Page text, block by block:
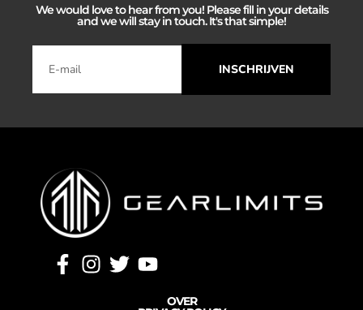
We would love to hear from you! Please fill in your details
and we will stay in touch. It's that simple!
INSCHRIJVEN
OVER